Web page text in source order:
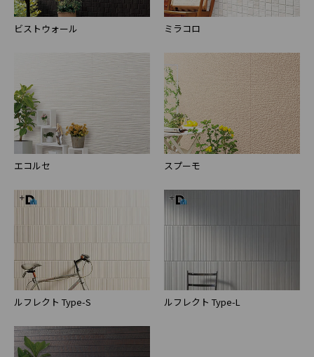
ビストウォール ミラコロ
エコルセ スプーモ
ルフレクト Type-S ルフレクト Type-L